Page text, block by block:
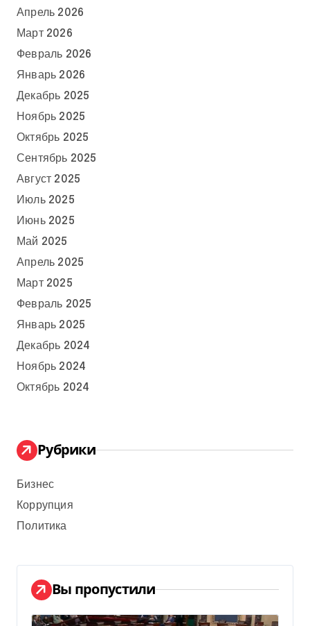
Апрель 2026
Март 2026
Февраль 2026
Январь 2026
Декабрь 2025
Ноябрь 2025
Октябрь 2025
Сентябрь 2025
Август 2025
Июль 2025
Июнь 2025
Май 2025
Апрель 2025
Март 2025
Февраль 2025
Январь 2025
Декабрь 2024
Ноябрь 2024
Октябрь 2024
Рубрики
Бизнес
Коррупция
Политика
Вы пропустили